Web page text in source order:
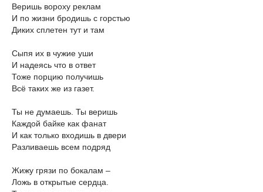
Веришь вороху реклам
И по жизни бродишь с горстью
Диких сплетен тут и там
Сыпя их в чужие уши
И надеясь что в ответ
Тоже порцию получишь
Всё таких же из газет.
Ты не думаешь. Ты веришь
Каждой байке как фанат
И как только входишь в двери
Разливаешь всем подряд
Жижу грязи по бокалам –
Ложь в открытые сердца.